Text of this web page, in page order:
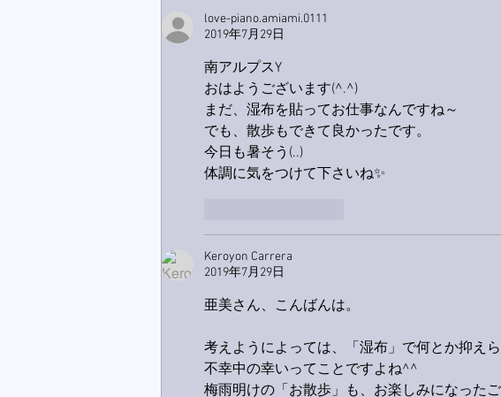
love-piano.amiami.0111
2019年7月29日
南アルプスY
おはようございます(^.^)
まだ、湿布を貼ってお仕事なんですね～
でも、散歩もできて良かったです。
今日も暑そう(..)
体調に気をつけて下さいね✨
Keroyon Carrera
2019年7月29日
亜美さん、こんばんは。
考えようによっては、「湿布」で何とか抑え
不幸中の幸いってことですよね^^
梅雨明けの「お散歩」も、お楽しみになったご